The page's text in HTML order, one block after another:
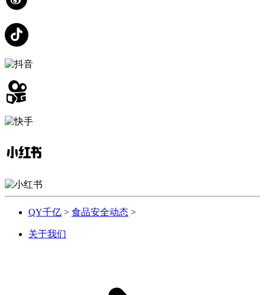
QY千亿 > 食品安全动态 >
关于我们